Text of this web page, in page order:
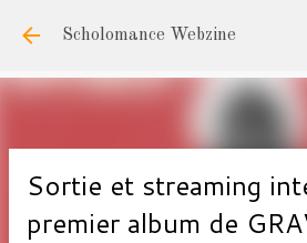
Accéder au contenu
Scholomance Webzine
Sortie et streaming
premier album de